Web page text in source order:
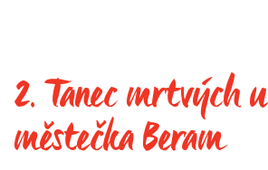
2. Tanec mrtvých u
městečka Beram